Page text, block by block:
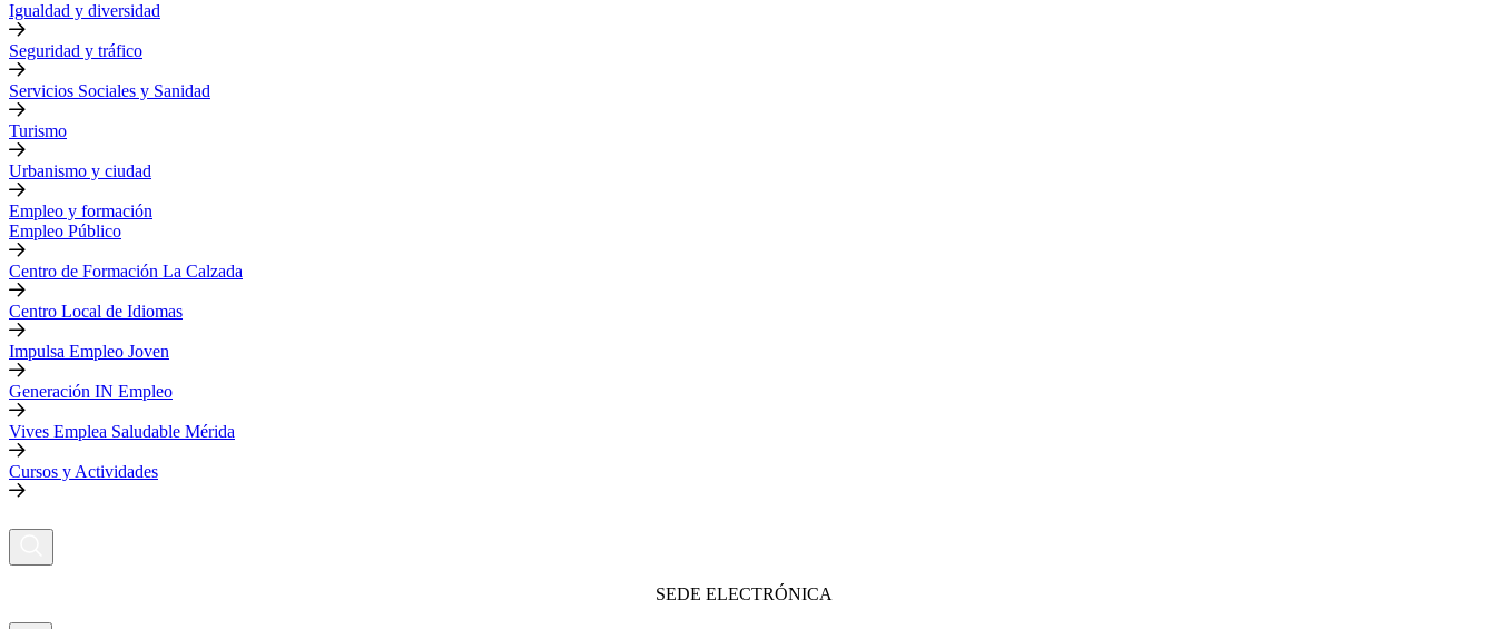
Igualdad y diversidad
Seguridad y tráfico
Servicios Sociales y Sanidad
Turismo
Urbanismo y ciudad
Empleo y formación
Empleo Público
Centro de Formación La Calzada
Centro Local de Idiomas
Impulsa Empleo Joven
Generación IN Empleo
Vives Emplea Saludable Mérida
Cursos y Actividades
SEDE ELECTRÓNICA